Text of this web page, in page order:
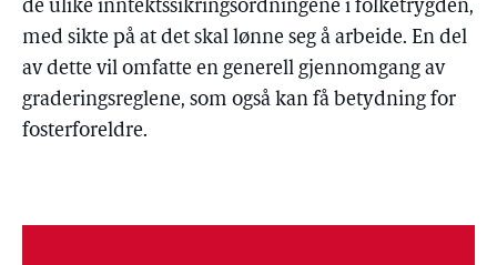
de ulike inntektssikringsordningene i folketrygden,
med sikte på at det skal lønne seg å arbeide. En del
av dette vil omfatte en generell gjennomgang av
graderingsreglene, som også kan få betydning for
fosterforeldre.